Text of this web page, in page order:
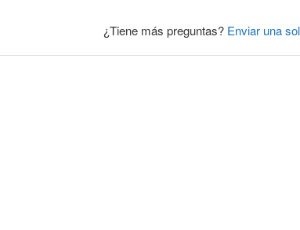
¿Tiene más preguntas? Enviar una